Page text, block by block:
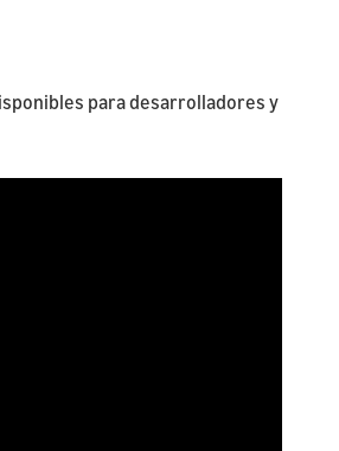
para desarrolladores y